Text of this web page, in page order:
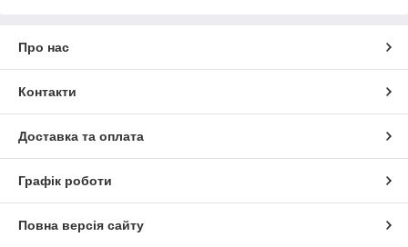
Про нас
Контакти
Доставка та оплата
Графік роботи
Повна версія сайту